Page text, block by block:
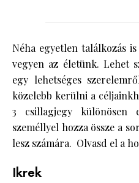
Néha egyetlen találkozás
vegyen az életünk. Lehet
egy lehetséges
közelebb kerülni a
3 csillagjegy különösen
személlyel hozza össze a
lesz számára. Olvasd el a
Ikrek